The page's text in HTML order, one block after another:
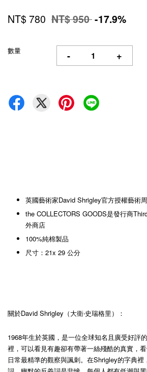
NT$ 780 NT$ 950-17.9%
數量 - +
英國藝術家David Shrigley官方授權藝術
the COLLECTORS GOODS是發行商
外商店
100%純棉製品
尺寸：21x 29 公分
關於David Shrigley（大衛‧史瑞格里）：
1968年生於英國，是一位全球知名且廣受好評
裡，可以看見有趣卻有帶著一絲殘酷的真實，
日常最精準的觀察與諷刺。在Shrigley的字典